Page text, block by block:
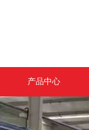
产品中心